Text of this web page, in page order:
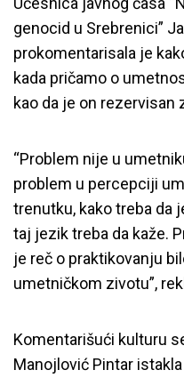
genocid u Srebrenici”
prokomentarisala je
kada pričamo o
kao da je on
“Problem nije u
problem u percepciji
trenutku, kako treba da
taj jezik treba da kaže.
je reč o praktikovanju
umetničkom zivotu”,
Komentarišući kulturu
Manojlović Pintar